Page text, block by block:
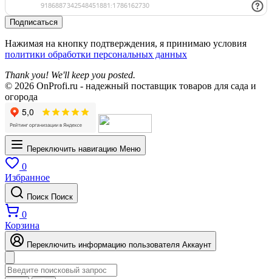
Подписаться
Нажимая на кнопку подтверждения, я принимаю условия
политики обработки персональных данных
Thank you! We'll keep you posted.
© 2026 OnProfi.ru - надежный поставщик товаров для сада и
огорода
Переключить навигацию Меню
0
Избранное
Поиск Поиск
0
Корзина
Переключить информацию пользователя Аккаунт